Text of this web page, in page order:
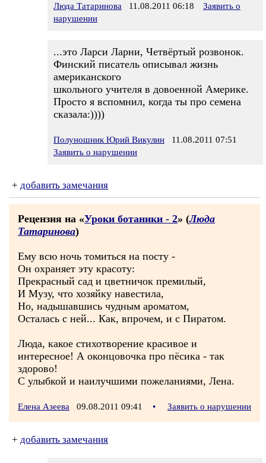
Люда Татаринова 11.08.2011 06:18
Заявить о
нарушении
...это Ларси Ларни, Четвёртый розвонок.
Финский писатель описывал жизнь
американского
школьного учителя в довоенной Америке.
Просто я вспомнил, когда ты про семена
сказала:))))
Полуношник Юрий Викулин 11.08.2011 07:51
Заявить о нарушении
+ добавить замечания
Рецензия на «Уроки ботаники - 2» (Люда
Татаринова)
Ему всю ночь томиться на посту -
Он охраняет эту красоту:
Прекрасный сад и цветничок премилый,
И Музу, что хозяйку навестила,
Но, надышавшись чудным ароматом,
Осталась с ней... Как, впрочем, и с Пиратом.
Люда, какое стихотворение красивое и
интересное! А оконцовочка про пёсика - так
здорово!
С улыбкой и наилучшими пожеланиями, Лена.
Елена Азеева 09.08.2011 09:41 • Заявить о нарушении
+ добавить замечания